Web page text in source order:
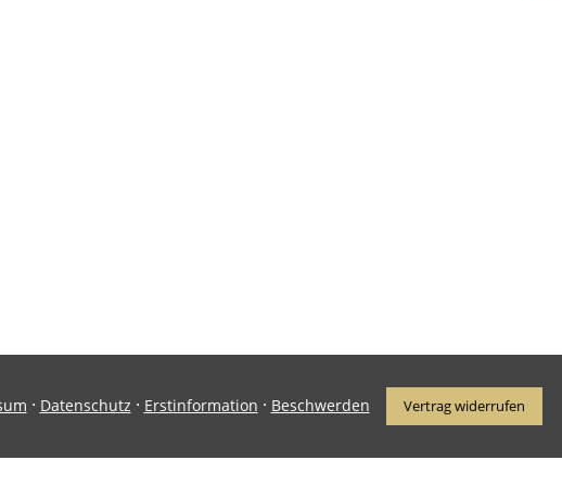
· Datenschutz · Erstinformation · Beschwerden Vertrag widerrufen